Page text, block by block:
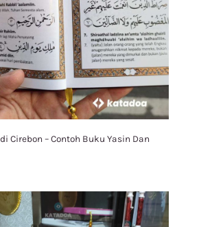
Cirebon – Contoh Buku Yasin Dan